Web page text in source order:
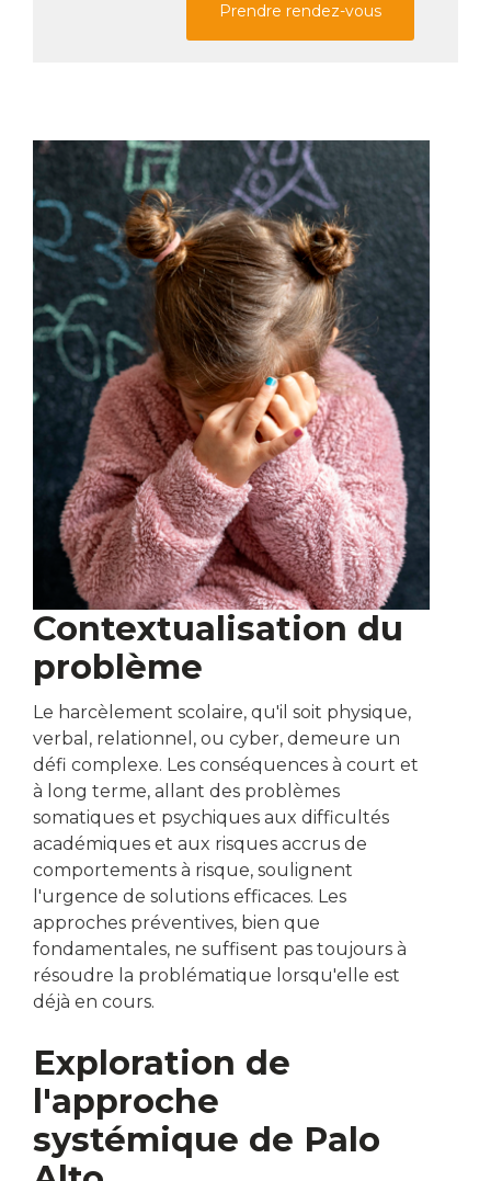
Prendre rendez-vous
Contextualisation du
problème
Le harcèlement scolaire, qu'il soit physique,
verbal, relationnel, ou cyber, demeure un
défi complexe. Les conséquences à court et
à long terme, allant des problèmes
somatiques et psychiques aux difficultés
académiques et aux risques accrus de
comportements à risque, soulignent
l'urgence de solutions efficaces. Les
approches préventives, bien que
fondamentales, ne suffisent pas toujours à
résoudre la problématique lorsqu'elle est
déjà en cours.
Exploration de
l'approche
systémique de Palo